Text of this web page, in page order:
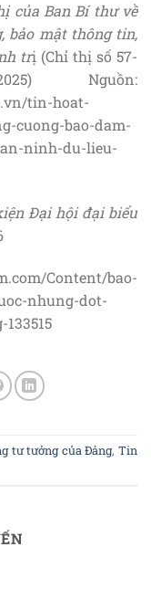
của Ban Bí thư về
bảo mật thông tin,
trị (Chỉ thị số 57-
Nguồn:
tin-hoat-
cuong-bao-dam-
ninh-du-lieu-
Đại hội đại biểu
Content/bao-
nhung-dot-
tư tưởng của Đảng,Tin